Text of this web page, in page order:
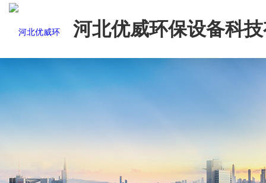
河北优威环保设备科
司